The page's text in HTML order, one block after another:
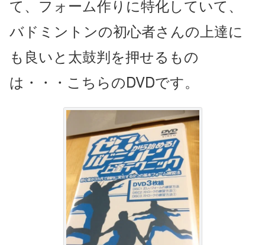
て、フォーム作りに特化していて、
バドミントンの初心者さんの上達に
も良いと太鼓判を押せるもの
は・・・こちらのDVDです。